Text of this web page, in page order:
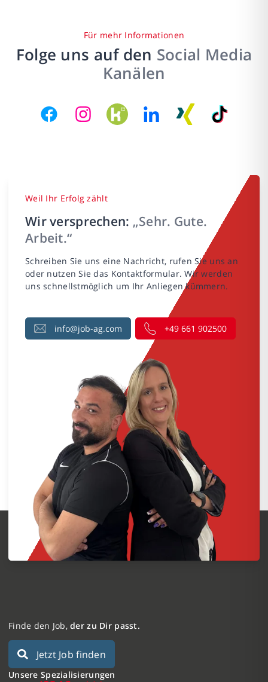
Für mehr Informationen
Folge uns auf den Social Media
Kanälen
Weil Ihr Erfolg zählt
Wir versprechen: „Sehr. Gute.
Arbeit.“
Schreiben Sie uns eine Nachricht, rufen Sie uns an
oder nutzen Sie das Kontaktformular. Wir werden
uns schnellstmöglich um Ihr Anliegen kümmern.
info@job-ag.com +49 661 902500
Finde den Job,der zu Dir passt.
Jetzt Job finden
Unsere Spezialisierungen